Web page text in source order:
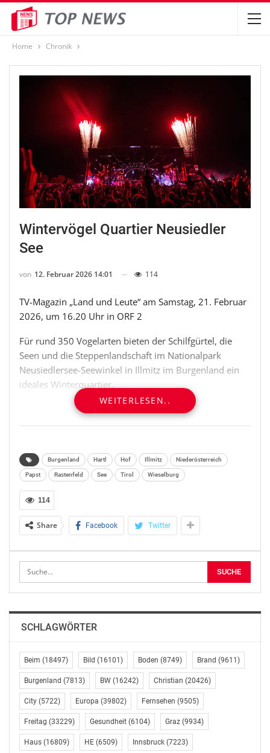
Home Chronik
Wintervögel Quartier Neusiedler
See
von 12. Februar 2026 14:01 114
TV-Magazin „Land und Leute“ am Samstag, 21. Februar
2026, um 16.20 Uhr in ORF 2
Für rund 350 Vogelarten bieten der Schilfgürtel, die
Seen und die Steppenlandschaft im Nationalpark
Neusiedlersee-Seewinkel in Illmitz im Burgenland ein
ideales Winterquartier.
Vor allem Greifvögel und heimische Vogelarten können
hier auch im Winter bei geführten Touren beobachtet
Rangerinnen stehen die Chancen gut, Seeadlern,
Reihern, Großtrappen, Meisen und einer Reihe anderer
auch die 45 Salzlacken im Gebiet prägen den Charakter
des Seewinkels. Weltweit gibt es nur noch sehr wenige
vergleichbare Lebensräume. Für viele Zugvögel ist das
gemeinsam mit Ranger Lukas erkundet.
BESTER SCHWEINEHALTER
Mit einer modernen Stallbauweise, die höchste
Tierwohlstandards erfüllt, wurde der Kärntner Landwirt
Michael Skuk bei den CERES Awards in Berlin zum
besten Schweinehalter Österreichs und Deutschlands
gekürt. „Land und Leute“ hat seinen Hof besucht.
30 JAHRE PRODUKTPRÄMIERUNG AB HOF
WEITERLESEN..
Burgenland Hartl Hof Illmitz Niederösterreich
Papst Rastenfeld See Tirol Wieselburg
114
Share Facebook Twitter
SCHLAGWÖRTER
Beim (18497) Bild (16101) Boden (8749) Brand (9611)
Burgenland (7813) BW (16242) Christian (20426)
City (5722) Europa (39802) Fernsehen (9505)
Freitag (33229) Gesundheit (6104) Graz (9934)
Haus (16809) HE (6509) Innsbruck (7223)